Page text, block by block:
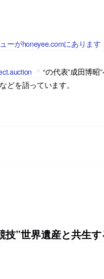
ーがhoneyee.comにあります
“の代表”成田博昭
どを語っています。
”世界遺産と共生す